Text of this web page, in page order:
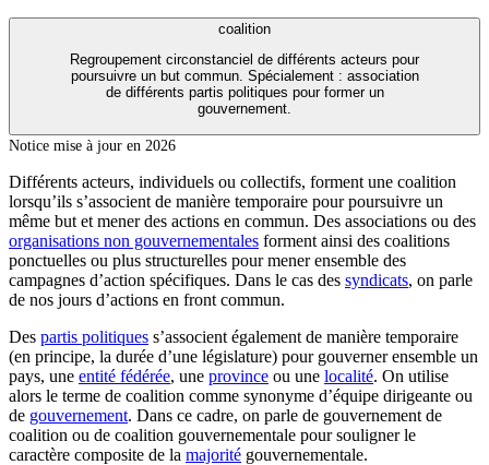
coalition
Regroupement circonstanciel de différents acteurs pour
poursuivre un but commun. Spécialement : association
de différents partis politiques pour former un
gouvernement.
Notice mise à jour en 2026
Différents acteurs, individuels ou collectifs, forment une coalition
lorsqu’ils s’associent de manière temporaire pour poursuivre un
même but et mener des actions en commun. Des associations ou des
organisations non gouvernementales forment ainsi des coalitions
ponctuelles ou plus structurelles pour mener ensemble des
campagnes d’action spécifiques. Dans le cas des syndicats, on parle
de nos jours d’actions en front commun.
Des partis politiques s’associent également de manière temporaire
(en principe, la durée d’une législature) pour gouverner ensemble un
pays, une entité fédérée, une province ou une localité. On utilise
alors le terme de coalition comme synonyme d’équipe dirigeante ou
de gouvernement. Dans ce cadre, on parle de gouvernement de
coalition ou de coalition gouvernementale pour souligner le
caractère composite de la majorité gouvernementale.